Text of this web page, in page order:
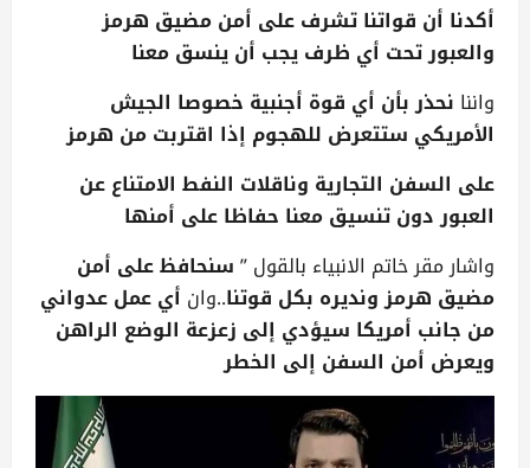
أكدنا أن قواتنا تشرف على أمن مضيق هرمز
والعبور تحت أي ظرف يجب أن ينسق معنا
واننا نحذر بأن أي قوة أجنبية خصوصا الجيش
الأمريكي ستتعرض للهجوم إذا اقتربت من هرمز
على السفن التجارية وناقلات النفط الامتناع عن
العبور دون تنسيق معنا حفاظا على أمنها
واشار مقر خاتم الانبياء بالقول ”سنحافظ على أمن
مضيق هرمز ونديره بكل قوتنا..وان أي عمل عدواني
من جانب أمريكا سيؤدي إلى زعزعة الوضع الراهن
ويعرض أمن السفن إلى الخطر